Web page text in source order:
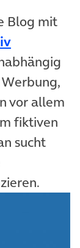
Blog mit
vor allem
fiktiven
sucht